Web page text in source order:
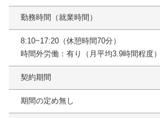
勤務時間（就業時間）
8:10~17:20（休憩時間70分）
時間外労働：有り（月平均3.9時間程度）
契約期間
期間の定め無し